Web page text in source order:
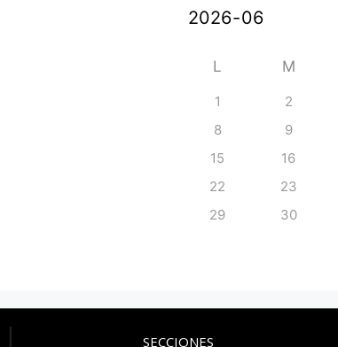
L M
1 2
8
9
15
16
22
23
29
30
SECCIONES